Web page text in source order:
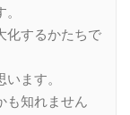
化するかたちで
ます。
も知れません